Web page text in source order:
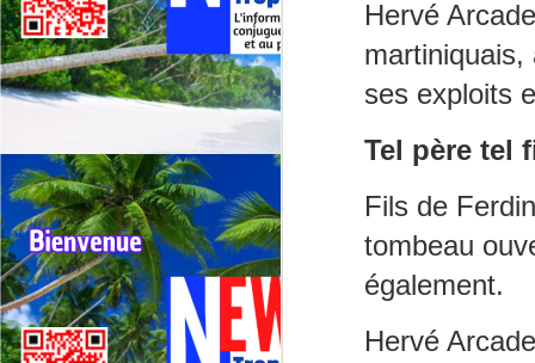
Hervé
ses exploits
Tel père tel
Fils de
tombeau
également.
Hervé